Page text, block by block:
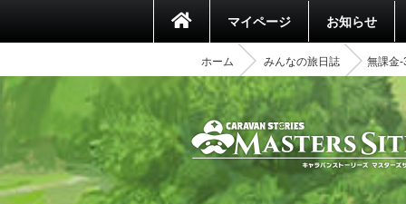
マイページ お知らせ
ホーム みんなの旅日誌 無課金-